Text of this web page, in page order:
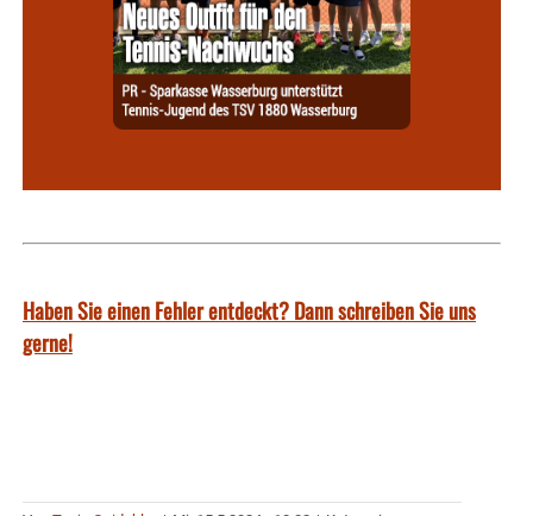
Haben Sie einen Fehler entdeckt? Dann schreiben Sie uns
gerne!